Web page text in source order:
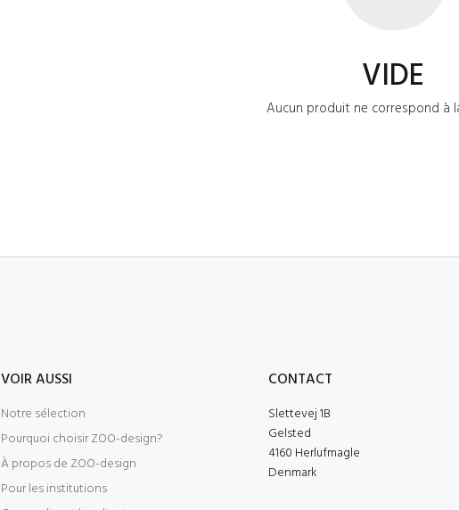
VIDE
Aucun produit ne correspond à
VOIR AUSSI
Notre sélection
Pourquoi choisir ZOO-design?
À propos de ZOO-design
Pour les institutions
CONTACT
Slettevej 1B
Gelsted
4160 Herlufmagle
Denmark